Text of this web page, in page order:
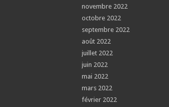
novembre 2022
octobre 2022
septembre 2022
août 2022
juillet 2022
juin 2022
mai 2022
mars 2022
février 2022